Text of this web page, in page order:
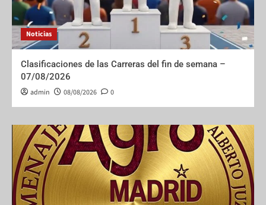
Noticias
Clasificaciones de las Carreras del fin de semana –
07/08/2026
admin 08/08/2026 0